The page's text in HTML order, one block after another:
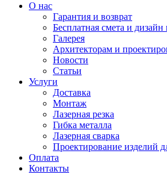
О нас
Гарантия и возврат
Бесплатная смета и дизайн
Галерея
Архитекторам и
Новости
Статьи
Услуги
Доставка
Монтаж
Лазерная резка
Гибка металла
Лазерная сварка
Проектирование изделий
Оплата
Контакты